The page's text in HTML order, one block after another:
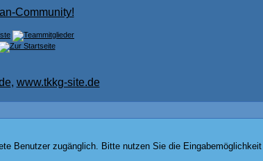
, www.tkkg-site.de
Benutzer zugänglich. Bitte nutzen Sie die